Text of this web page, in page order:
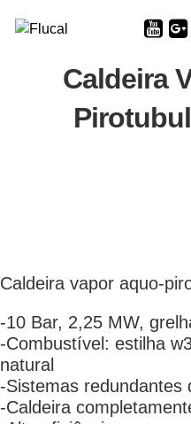
Caldeira
Caldeira vapor aquo-
-10 Bar, 2,25 MW,
-Combustível: estilha
natural
-Sistemas redundantes
-Caldeira